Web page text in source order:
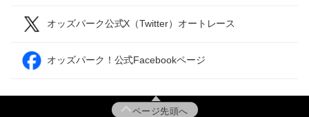
オッズパーク公式X（Twitter）オートレース
オッズパーク！公式Facebookページ
ページ先頭へ